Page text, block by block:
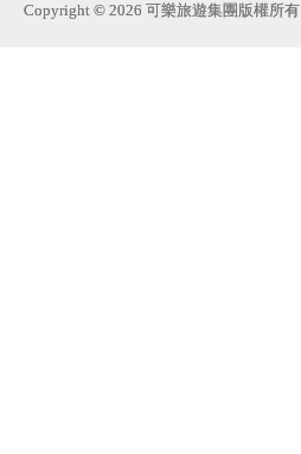
Copyright © 2026 可樂旅遊集團版權所有